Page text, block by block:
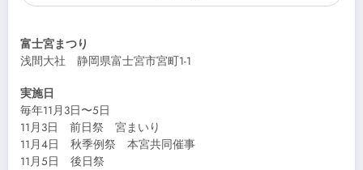
富士宮まつり
浅間大社 静岡県富士宮市宮町1-1
実施日
毎年11月3日〜5日
11月3日 前日祭 宮まいり
11月4日 秋季例祭 本宮共同催事
11月5日 後日祭